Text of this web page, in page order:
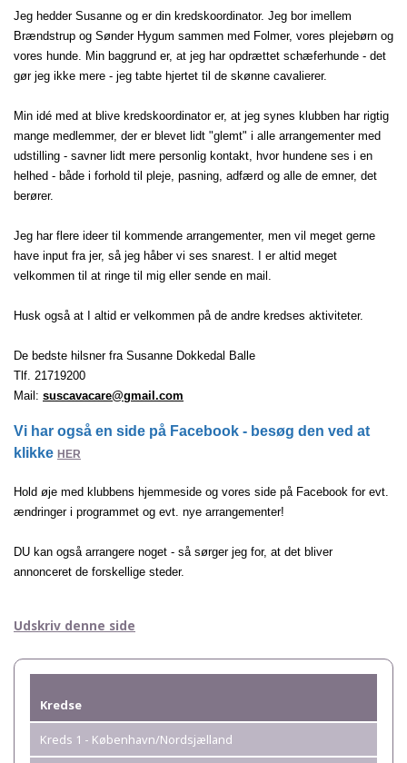
Jeg hedder Susanne og er din kredskoordinator. Jeg bor imellem
Brændstrup og Sønder Hygum sammen med Folmer, vores plejebørn og
vores hunde. Min baggrund er, at jeg har opdrættet schæferhunde - det
gør jeg ikke mere - jeg tabte hjertet til de skønne cavalierer.
Min idé med at blive kredskoordinator er, at jeg synes klubben har rigtig
mange medlemmer, der er blevet lidt "glemt" i alle arrangementer med
udstilling - savner lidt mere personlig kontakt, hvor hundene ses i en
helhed - både i forhold til pleje, pasning, adfærd og alle de emner, det
berører.
Jeg har flere ideer til kommende arrangementer, men vil meget gerne
have input fra jer, så jeg håber vi ses snarest. I er altid meget
velkommen til at ringe til mig eller sende en mail.
Husk også at I altid er velkommen på de andre kredses aktiviteter.
De bedste hilsner fra Susanne Dokkedal Balle
Tlf. 21719200
Mail: suscavacare@gmail.com
Vi har også en side på Facebook - besøg den ved at
klikke HER
Hold øje med klubbens hjemmeside og vores side på Facebook for evt.
ændringer i programmet og evt. nye arrangementer!
DU kan også arrangere noget - så sørger jeg for, at det bliver
annonceret de forskellige steder.
Udskriv denne side
Kredse
Kreds 1 - København/Nordsjælland